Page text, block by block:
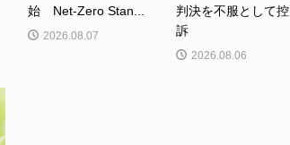
始 Net-Zero Stan...
2026.08.07
判決を不服として控
訴
2026.08.06